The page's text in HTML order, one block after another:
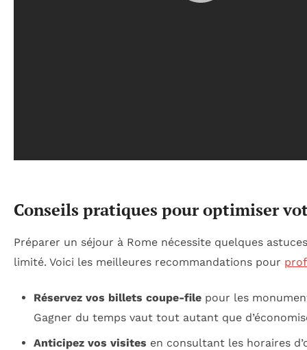
Conseils pratiques pour optimiser
Préparer un séjour à Rome nécessite quelques
limité. Voici les meilleures recommandations pour
Réservez vos billets coupe-filepour les
Gagner du temps vaut tout autant que
Anticipez vos visites en consultant les horaires